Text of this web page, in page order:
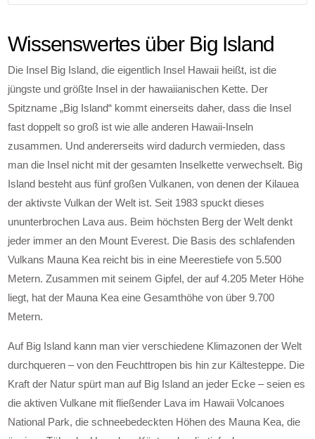
Wissenswertes über Big Island
Die Insel Big Island, die eigentlich Insel Hawaii heißt, ist die
jüngste und größte Insel in der hawaiianischen Kette. Der
Spitzname „Big Island“ kommt einerseits daher, dass die Insel
fast doppelt so groß ist wie alle anderen Hawaii-Inseln
zusammen. Und andererseits wird dadurch vermieden, dass
man die Insel nicht mit der gesamten Inselkette verwechselt. Big
Island besteht aus fünf großen Vulkanen, von denen der Kilauea
der aktivste Vulkan der Welt ist. Seit 1983 spuckt dieses
ununterbrochen Lava aus. Beim höchsten Berg der Welt denkt
jeder immer an den Mount Everest. Die Basis des schlafenden
Vulkans Mauna Kea reicht bis in eine Meerestiefe von 5.500
Metern. Zusammen mit seinem Gipfel, der auf 4.205 Meter Höhe
liegt, hat der Mauna Kea eine Gesamthöhe von über 9.700
Metern.
Auf Big Island kann man vier verschiedene Klimazonen der Welt
durchqueren – von den Feuchttropen bis hin zur Kältesteppe. Die
Kraft der Natur spürt man auf Big Island an jeder Ecke – seien es
die aktiven Vulkane mit fließender Lava im Hawaii Volcanoes
National Park, die schneebedeckten Höhen des Mauna Kea, die